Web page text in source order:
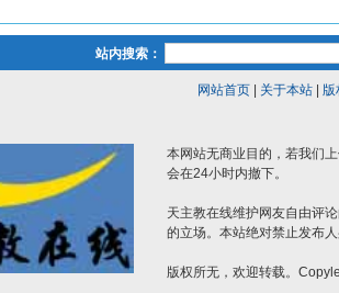
站内搜索：
网站首页| 关于本站| 版
本网站无商业目的，若我们
会在24小时内撤下。
天主教在线维护网友自由评
的立场。本站绝对禁止发布
版权所无，欢迎转载。